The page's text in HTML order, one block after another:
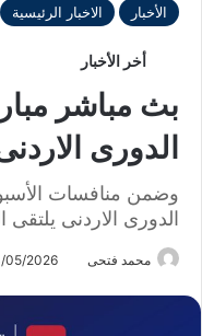
الأخبار الاخبار الرئيسية
أخر الأخبار
بث مباشر
الدورى
الدورى الاردنى يلتقى
محمد فتحى 05/2026